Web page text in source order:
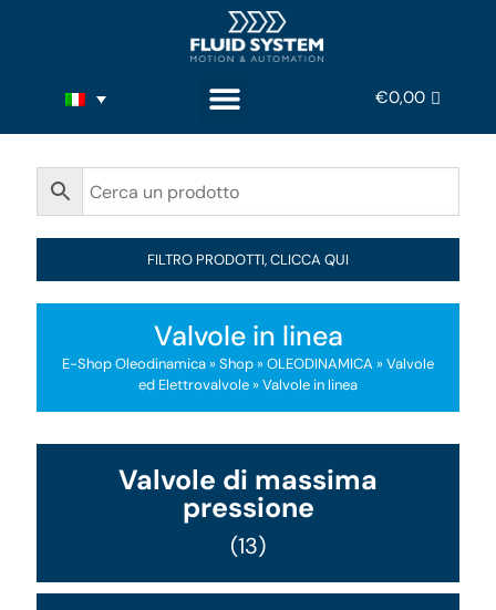
€0,00
FILTRO PRODOTTI, CLICCA QUI
Valvole in linea
E-Shop Oleodinamica»Shop»OLEODINAMICA »Valvole
ed Elettrovalvole» Valvole in linea
Valvole di massima
pressione
(13)